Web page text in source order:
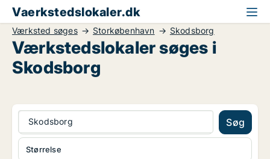
Vaerkstedslokaler.dk
Værksted søges Storkøbenhavn Skodsborg
Værkstedslokaler søges i
Skodsborg
Skodsborg Søg
Størrelse